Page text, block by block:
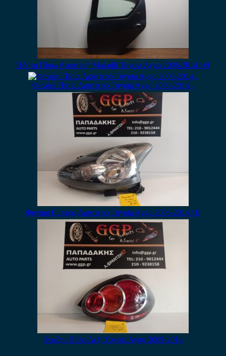
Πόρτα Πίσω Αριστερή Μολυβί Toyota Aygo 2006-2014 / Θ
Φανάρι Πίσω Αριστερό Toyota Aygo 2009-2014 ,
Φανάρι Εμπρός Αριστερό Toyota Aygo 2006-2014 / Ε
Φανάρι Πίσω Δεξί Toyota Aygo 2009-2014